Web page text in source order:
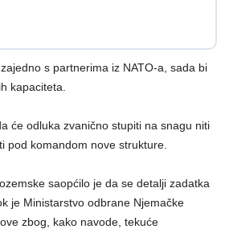
s partnerima iz NATO-a, sada bi
kapaciteta.
će odluka zvanično stupiti na snagu niti
pod komandom nove strukture.
saopćilo je da se detalji zadatka
je Ministarstvo odbrane Njemačke
zbog, kako navode, tekuće